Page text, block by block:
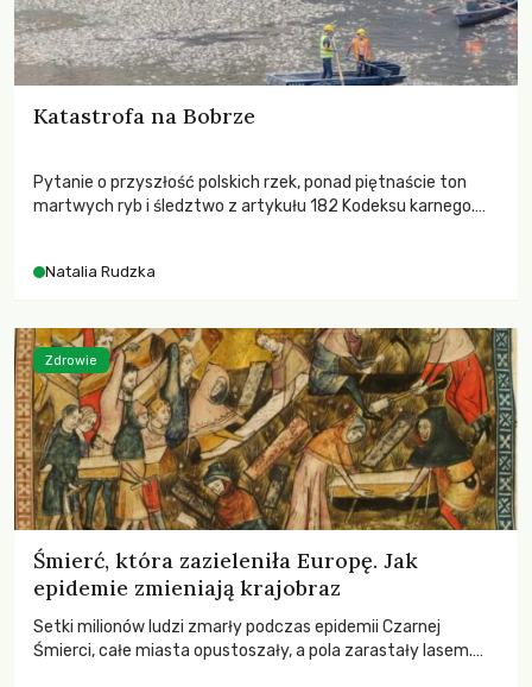
Katastrofa na Bobrze
Pytanie o przyszłość polskich rzek, ponad piętnaście ton
martwych ryb i śledztwo z artykułu 182 Kodeksu karnego.
zdarzeń prowadzących do biologicznej śmierci rzeki.
Natalia Rudzka
Śmierć, która zazieleniła Europę. Jak
epidemie zmieniają krajobraz
Setki milionów ludzi zmarły podczas epidemii Czarnej
Śmierci, całe miasta opustoszały, a pola zarastały lasem.
Zdrowie